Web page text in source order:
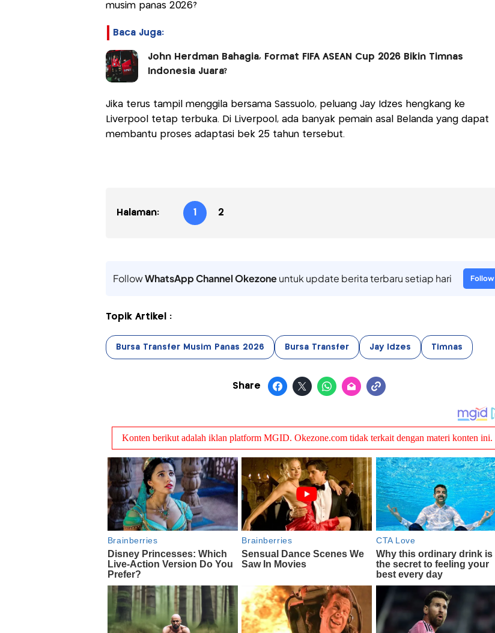
musim panas 2026?
Baca Juga:
John Herdman Bahagia, Format FIFA ASEAN Cup 2026 Bikin Timnas
Indonesia Juara?
Jika terus tampil menggila bersama Sassuolo, peluang Jay Idzes hengkang ke
Liverpool tetap terbuka. Di Liverpool, ada banyak pemain asal Belanda yang dapat
membantu proses adaptasi bek 25 tahun tersebut.
Halaman: 1 2
FollowWhatsApp Channel Okezoneuntuk update berita terbaru setiap hari Follow
Topik Artikel :
Bursa Transfer Musim Panas 2026 Bursa Transfer Jay Idzes Timnas
Share